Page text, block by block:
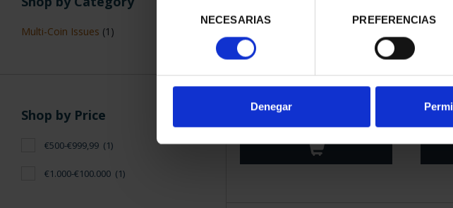
consentimiento
NECESARIAS PREFERENCIAS
Denegar
Multi-Coin Issues (1)
Shop by Price
€500-€999,99 (1)
€1.000-€100.000 (1)
275 ANNIVERSARY OF GOYA
€1,069.00
275